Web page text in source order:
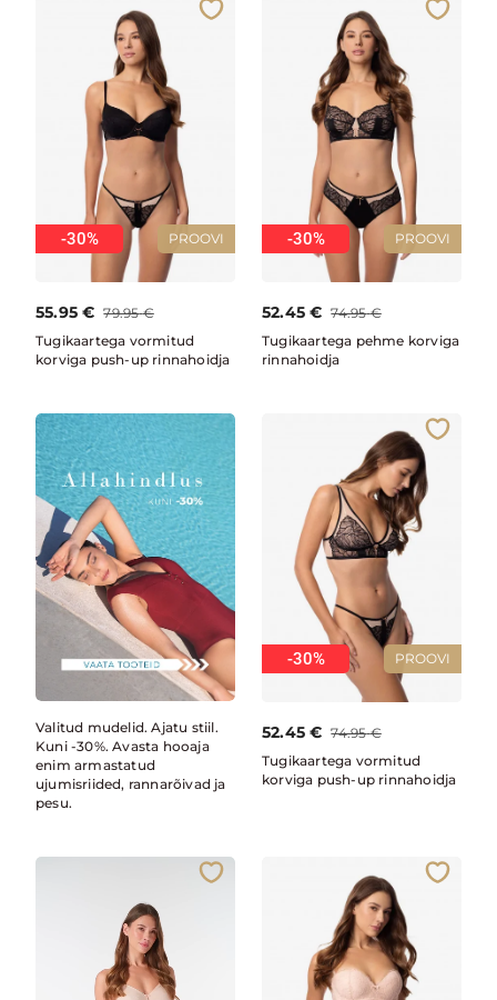
PROOVI
-30%
55.95 € 79.95 €
Tugikaartega vormitud
korviga push-up rinnahoidja
PROOVI
-30%
52.45 € 74.95 €
Tugikaartega pehme korviga
rinnahoidja
Valitud mudelid. Ajatu stiil.
Kuni -30%. Avasta hooaja
enim armastatud
ujumisriided, rannarõivad ja
pesu.
PROOVI
-30%
52.45 € 74.95 €
Tugikaartega vormitud
korviga push-up rinnahoidja